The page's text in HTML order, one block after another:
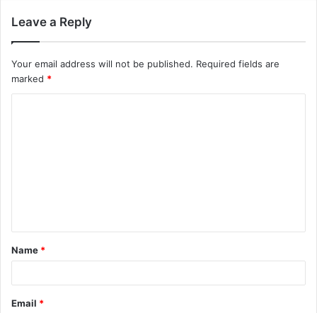
Leave a Reply
Your email address will not be published. Required fields are
marked *
Name *
Email *